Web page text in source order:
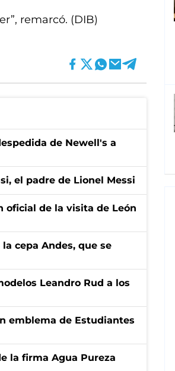
remarcó. (DIB)
de Newell's a
el padre de Lionel Messi
oficial de la visita de León
cepa Andes, que se
Leandro Rud a los
emblema de Estudiantes
la firma Agua Pureza